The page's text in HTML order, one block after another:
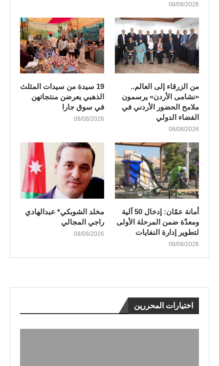
08/08/2026
من الزرقاء إلى العالم..
«نشامى الأردن» يرسمون
ملامح الحضور الأردني في
الفضاء الدولي
08/08/2026
19 سيدة من سيدات المثلث
الذهبي يعرضن منتجاتهن
في سوق جارا
08/08/2026
أمانة عمّان: إدخال 50 آلية
ومعدّة ضمن المرحلة الأولى
لتطوير إدارة النفايات
08/08/2026
مخلد الشوبكي* عبدالهادي
راجي المجالي
08/08/2026
اختيارات المحررين